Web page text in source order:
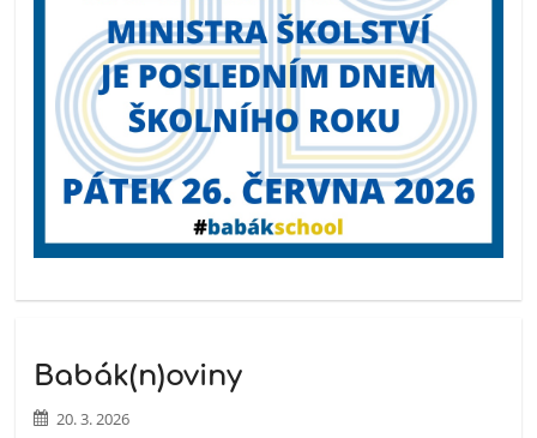
Babák(n)oviny
20. 3. 2026